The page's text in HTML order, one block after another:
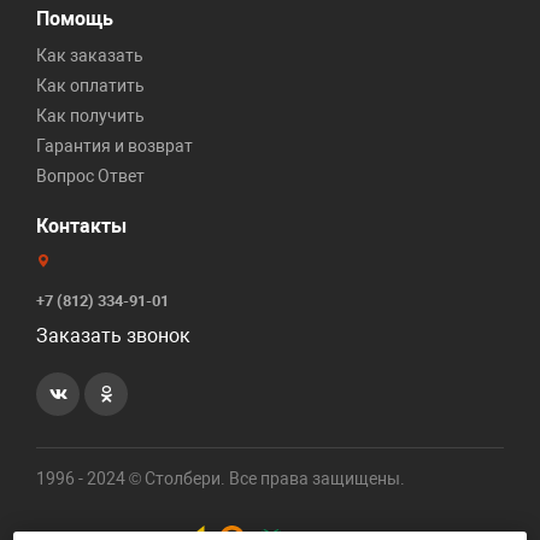
Помощь
Как заказать
Как оплатить
Как получить
Гарантия и возврат
Вопрос Ответ
Контакты
+7 (812) 334-91-01
Заказать звонок
1996 - 2024 © Столбери. Все права защищены.